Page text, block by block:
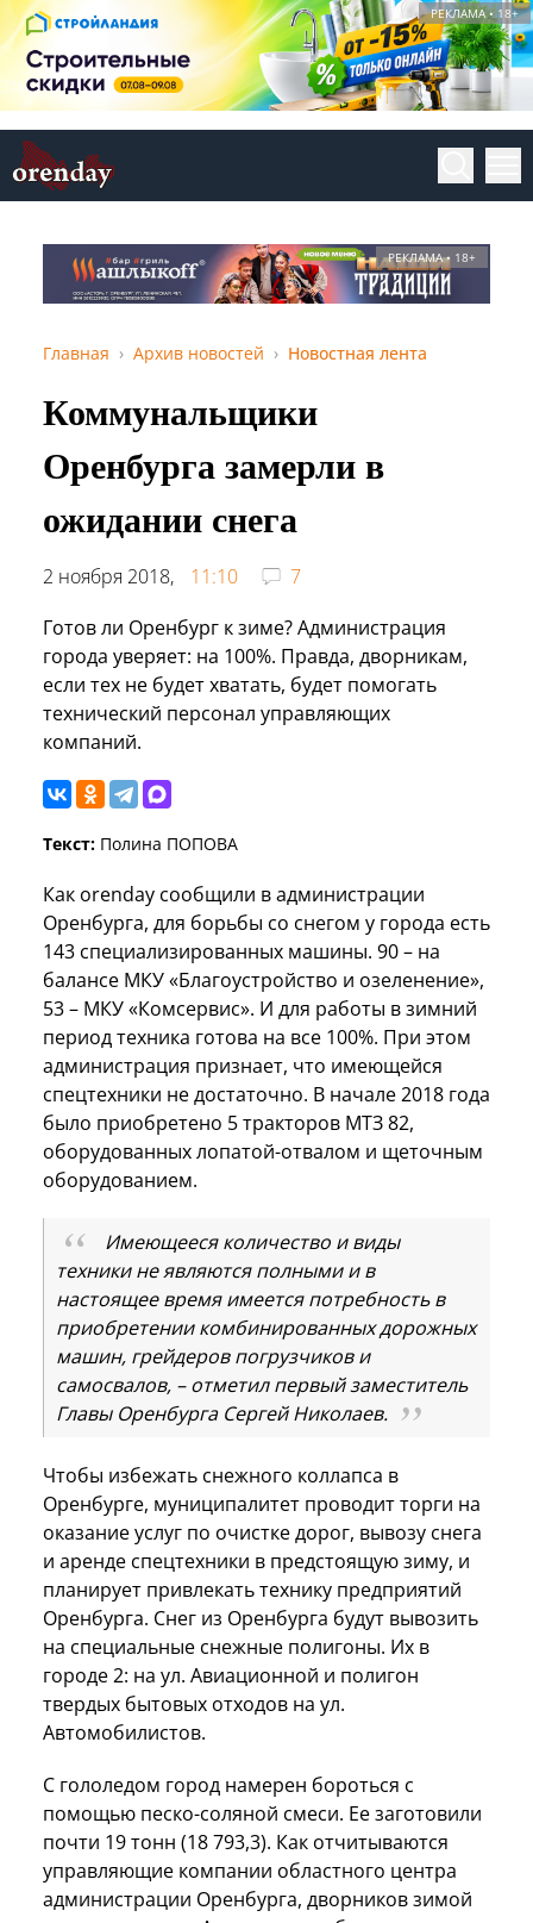
РЕКЛАМА • 18+
РЕКЛАМА • 18+
Главная Архив новостей Новостная лента
Коммунальщики
Оренбурга замерли в
ожидании снега
2 ноября 2018, 11:10
7
Готов ли Оренбург к зиме? Администрация
города уверяет: на 100%. Правда, дворникам,
если тех не будет хватать, будет помогать
технический персонал управляющих
компаний.
Текст: Полина ПОПОВА
Как orenday сообщили в администрации
Оренбурга, для борьбы со снегом у города есть
143 специализированных машины. 90 – на
балансе МКУ «Благоустройство и озеленение»,
53 – МКУ «Комсервис». И для работы в зимний
период техника готова на все 100%. При этом
администрация признает, что имеющейся
спецтехники не достаточно. В начале 2018 года
было приобретено 5 тракторов МТЗ 82,
оборудованных лопатой-отвалом и щеточным
оборудованием.
Имеющееся количество и виды
техники не являются полными и в
настоящее время имеется потребность в
приобретении комбинированных дорожных
машин, грейдеров погрузчиков и
самосвалов, – отметил первый заместитель
Главы Оренбурга Сергей Николаев.
Чтобы избежать снежного коллапса в
Оренбурге, муниципалитет проводит торги на
оказание услуг по очистке дорог, вывозу снега
и аренде спецтехники в предстоящую зиму, и
планирует привлекать технику предприятий
Оренбурга. Снег из Оренбурга будут вывозить
на специальные снежные полигоны. Их в
городе 2: на ул. Авиационной и полигон
твердых бытовых отходов на ул.
Автомобилистов.
С гололедом город намерен бороться с
помощью песко-соляной смеси. Ее заготовили
почти 19 тонн (18 793,3). Как отчитываются
управляющие компании областного центра
администрации Оренбурга, дворников зимой